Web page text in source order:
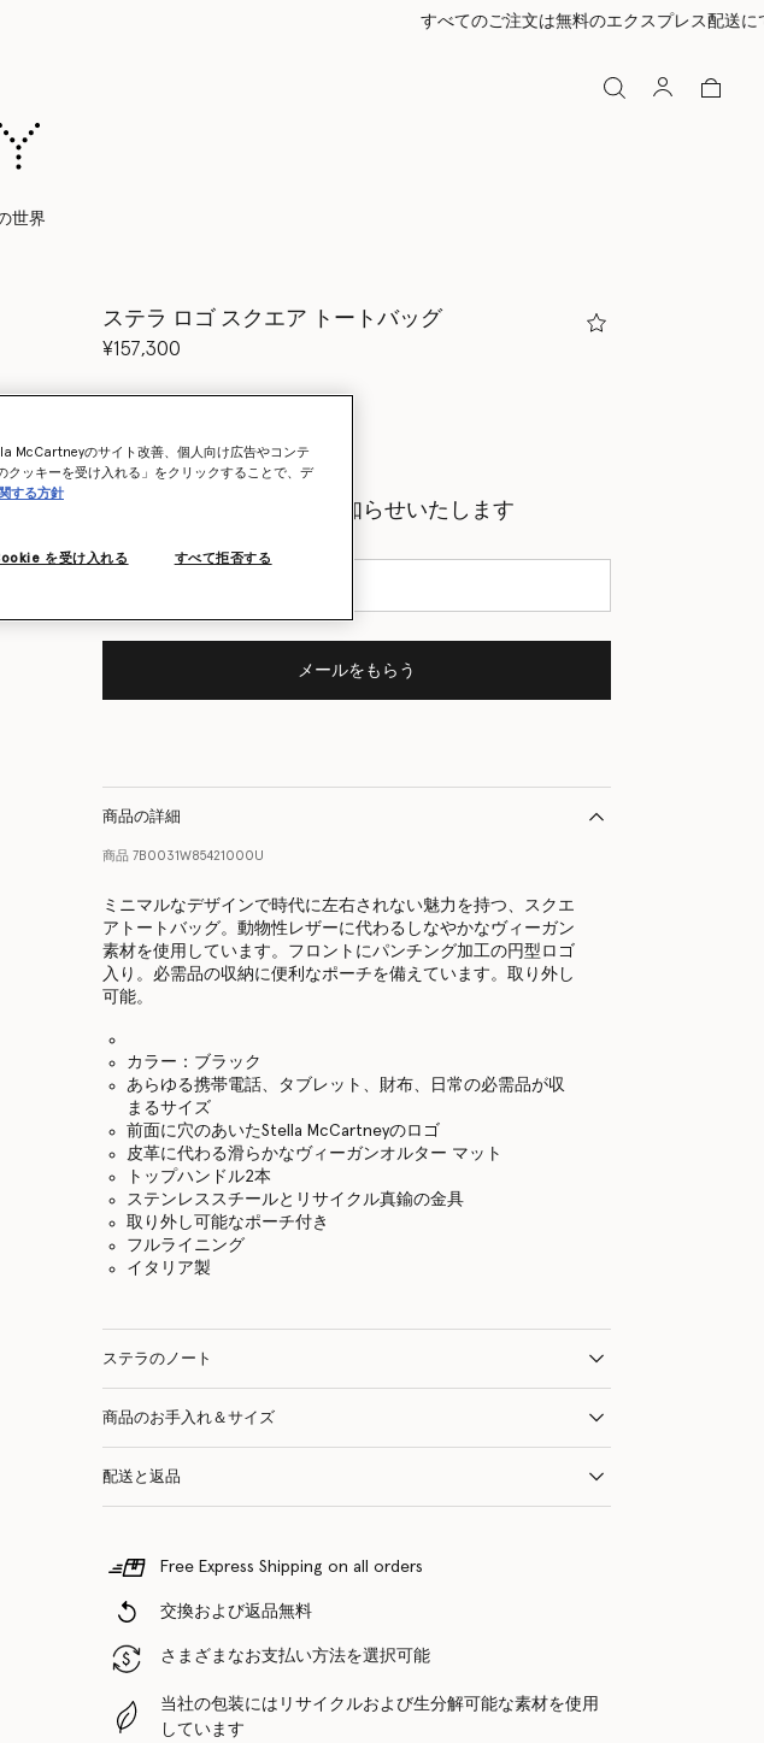
世界
ステラ ロゴ スクエア トートバッグ
¥157,300
選択
再入荷の際にいち早くお知らせいたします
メールをもらう
商品の詳細
商品 7B0031W85421000U
ミニマルなデザインで時代に左右されない魅力を持つ、スクエ
アトートバッグ。動物性レザーに代わるしなやかなヴィーガン
素材を使用しています。フロントにパンチング加工の円型ロゴ
入り。必需品の収納に便利なポーチを備えています。取り外し
可能。
カラー：ブラック
あらゆる携帯電話、タブレット、財布、日常の必需品が収
まるサイズ
前面に穴のあいたStella McCartneyのロゴ
皮革に代わる滑らかなヴィーガンオルター マット
トップハンドル2本
ステンレススチールとリサイクル真鍮の金具
取り外し可能なポーチ付き
フルライニング
イタリア製
ステラのノート
商品のお手入れ＆サイズ
配送と返品
Free Express Shipping on all orders
交換および返品無料
さまざまなお支払い方法を選択可能
当社の包装にはリサイクルおよび生分解可能な素材を使用
しています
McCartneyのサイト改善、個人向け広告やコンテ
ッキーを受け入れる」をクリックすることで、デ
する方針
すべて拒否する
を受け入れる